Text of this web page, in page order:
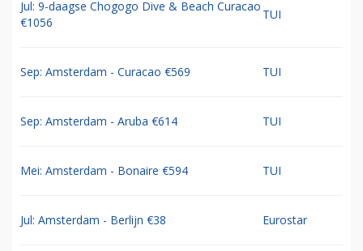
Jul: 9-daagse Chogogo Dive & Beach Curacao
€1056
TUI
Sep: Amsterdam - Curacao €569 TUI
Sep: Amsterdam - Aruba €614 TUI
Mei: Amsterdam - Bonaire €594 TUI
Jul: Amsterdam - Berlijn €38 Eurostar